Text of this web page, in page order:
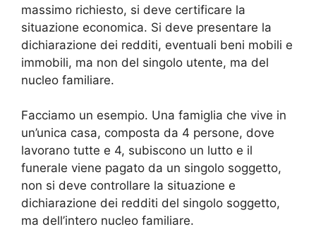
massimo richiesto, si deve certificare la
situazione economica. Si deve presentare la
dichiarazione dei redditi, eventuali beni mobili e
immobili, ma non del singolo utente, ma del
nucleo familiare.
Facciamo un esempio. Una famiglia che vive in
un’unica casa, composta da 4 persone, dove
lavorano tutte e 4, subiscono un lutto e il
funerale viene pagato da un singolo soggetto,
non si deve controllare la situazione e
dichiarazione dei redditi del singolo soggetto,
ma dell’intero nucleo familiare.